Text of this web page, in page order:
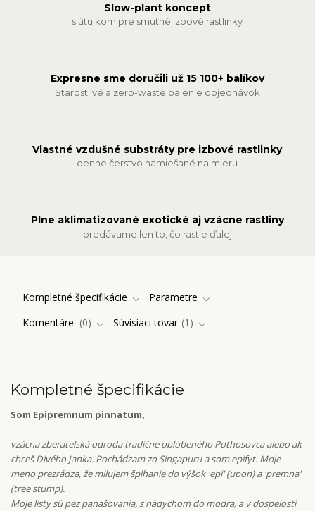
Slow-plant koncept
s útulkom pre smutné izbové rastlinky
Expresne sme doručili už 15 100+ balíkov
Starostlivé a zero-waste balenie objednávok
Vlastné vzdušné substráty pre izbové rastlinky
denne čerstvo namiešané na mieru
Plne aklimatizované exotické aj vzácne rastliny
predávame len to, čo rastie ďalej
Kompletné špecifikácie
Parametre
Komentáre
0 Súvisiaci tovar 1
Kompletné špecifikácie
Som Epipremnum pinnatum,
vzácna zberateľská odroda tradične obľúbeného Pothosovca alebo ak
chceš Divého Janka. Pochádzam zo Singapuru a som epifyt. Moje
meno prezrádza, že milujem šplhanie do výšok 'epi' (upon) a 'premna'
(tree stump).
Moje listy sú pez panašovania, s nádychom do modra, a v dospelosti